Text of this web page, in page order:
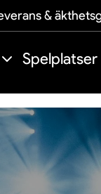
&
Spelplatser